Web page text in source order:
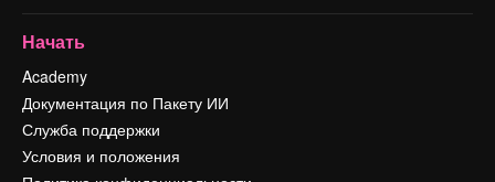
Начать
Academy
Документация по Пакету ИИ
Служба поддержки
Условия и положения